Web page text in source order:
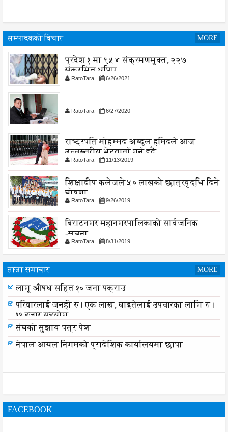
सम्पादकको विचार MORE
प्रदेश १ मा ९५४ संक्रमणमुक्त, २२७
संक्रमित थपिए
RatoTara 6/26/2021
RatoTara 6/27/2020
राष्ट्रपति मोहम्मद अब्दुल हमिदले आज
उच्चस्तरीय भेटवार्ता गर्नु हुदै,
RatoTara 11/13/2019
शिक्षादीप कलेजले ५० लाखको छात्रवृद्धि दिने
घोषणा
RatoTara 9/26/2019
बिराटनगर महानगरपालिकाको सार्वजनिक
-सुचना
RatoTara 8/31/2019
ताजा समाचार MORE
लागू औषध सहित १० जना पक्राउ
परिवारलाई जनही रु। एक लाख, घाइतेलाई उपचारका लागि रु।
११ हजार सहयोग
संघको सुझाव पत्र पेश
नेपाल आयल निगमको प्रादेशिक कार्यालयमा छापा
FACEBOOK